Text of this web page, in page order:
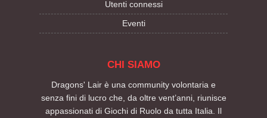
Utenti connessi
Eventi
CHI SIAMO
Dragons' Lair è una community volontaria e
senza fini di lucro che, da oltre vent’anni, riunisce
appassionati di Giochi di Ruolo da tutta Italia. Il